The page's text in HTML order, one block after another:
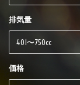
排気量
価格